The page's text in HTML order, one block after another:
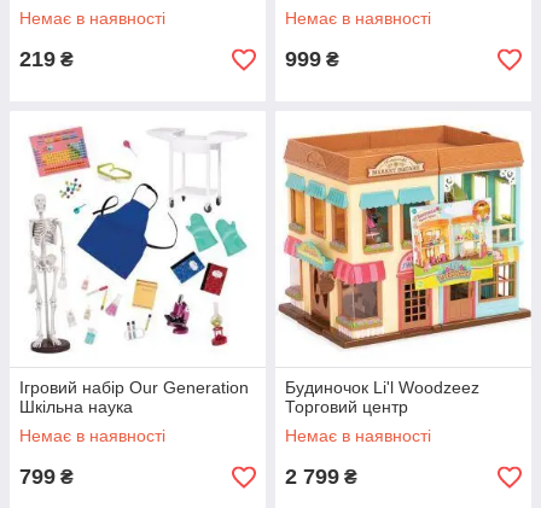
Немає в наявності
219 ₴
Немає в наявності
999 ₴
Ігровий набір Our Generation
Шкільна наука
Немає в наявності
799 ₴
Будиночок Li'l Woodzeez
Торговий центр
Немає в наявності
2 799 ₴